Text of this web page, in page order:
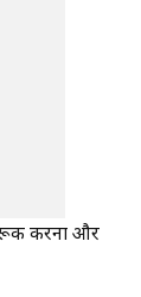
करना और